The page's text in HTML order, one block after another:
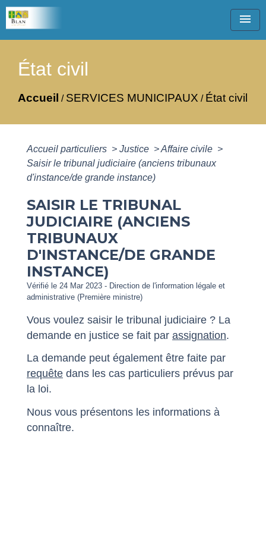
menu
État civil
Accueil / SERVICES MUNICIPAUX / État civil
Accueil particuliers > Justice >Affaire civile >
Saisir le tribunal judiciaire (anciens tribunaux
d'instance/de grande instance)
SAISIR LE TRIBUNAL
JUDICIAIRE (ANCIENS
TRIBUNAUX
D'INSTANCE/DE GRANDE
INSTANCE)
Vérifié le 24 Mar 2023 - Direction de l'information légale et
administrative (Première ministre)
Vous voulez saisir le tribunal judiciaire ? La
demande en justice se fait par assignation.
La demande peut également être faite par
requête dans les cas particuliers prévus par
la loi.
Nous vous présentons les informations à
connaître.